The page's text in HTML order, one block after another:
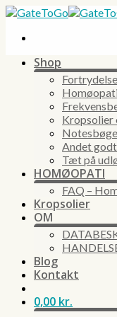
Skip
content
Shop
Homøopati
Andet godt
Tæt på
HOMØOPATI
FAQ –
Kropsolier
OM
Blog
Kontakt
0,00 kr.